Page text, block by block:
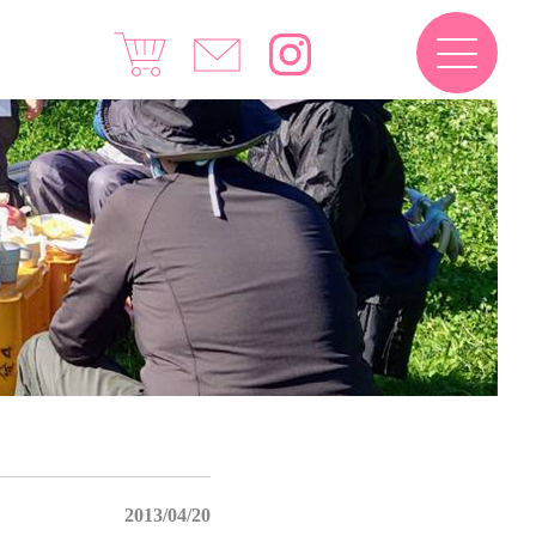
2013/04/20